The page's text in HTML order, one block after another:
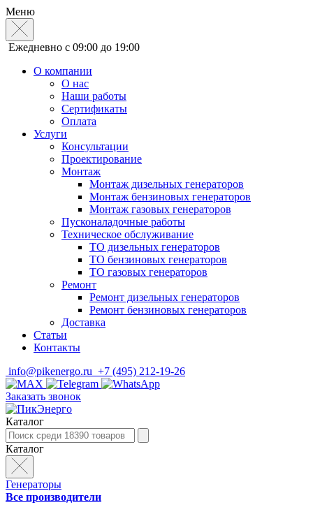
Меню
Ежедневно с 09:00 до 19:00
О компании
О нас
Наши работы
Сертификаты
Оплата
Услуги
Консультации
Проектирование
Монтаж
Монтаж дизельных генераторов
Монтаж бензиновых генераторов
Монтаж газовых генераторов
Пусконаладочные работы
Техническое обслуживание
ТО дизельных генераторов
ТО бензиновых генераторов
ТО газовых генераторов
Ремонт
Ремонт дизельных генераторов
Ремонт бензиновых генераторов
Доставка
Статьи
Контакты
info@pikenergo.ru +7 (495) 212-19-26
Заказать звонок
Каталог
Каталог
Генераторы
Все производители